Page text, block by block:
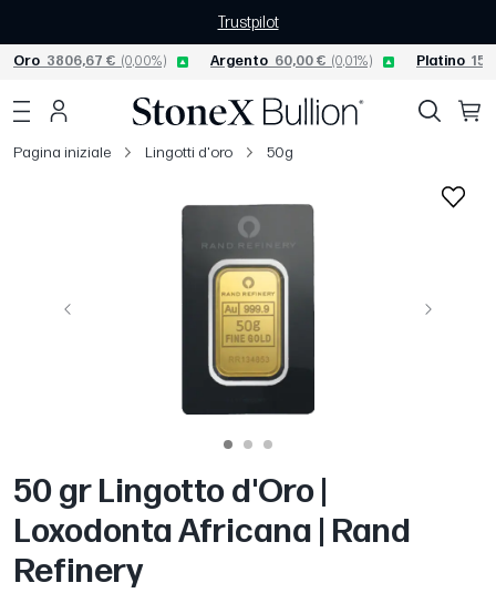
Trustpilot
Oro 3806,67 € (0,00%) Argento 60,00 € (0,01%) Platino
Pagina iniziale Lingotti d'oro 50g
Precedente Avanti
50 gr Lingotto d'Oro |
Loxodonta Africana | Rand
Refinery